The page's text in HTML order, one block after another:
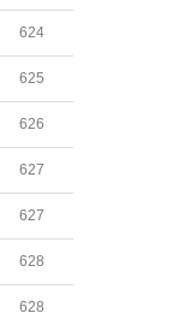
624
625
626
627
627
628
628